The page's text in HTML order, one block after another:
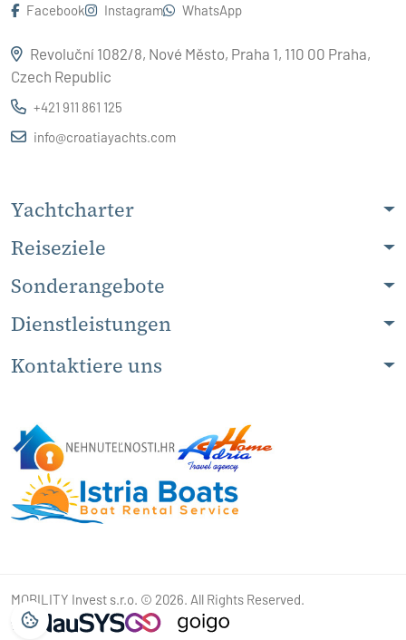
Facebook Instagram WhatsApp
Revoluční 1082/8, Nové Město, Praha 1, 110 00 Praha,
Czech Republic
+421 911 861 125
info@croatiayachts.com
Yachtcharter
Reiseziele
Sonderangebote
Dienstleistungen
Kontaktiere uns
MOBILITY Invest s.r.o. © 2026. All Rights Reserved.